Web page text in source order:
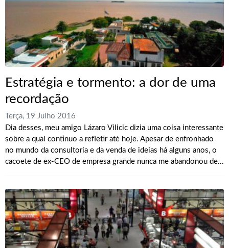
Estratégia e tormento: a dor de uma
recordação
Terça, 19 Julho 2016
Dia desses, meu amigo Lázaro Vilicic dizia uma coisa interessante
sobre a qual continuo a refletir até hoje. Apesar de enfronhado
no mundo da consultoria e da venda de ideias há alguns anos, o
cacoete de ex-CEO de empresa grande nunca me abandonou de...